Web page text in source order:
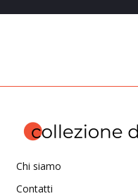
Chi siamo
Contatti